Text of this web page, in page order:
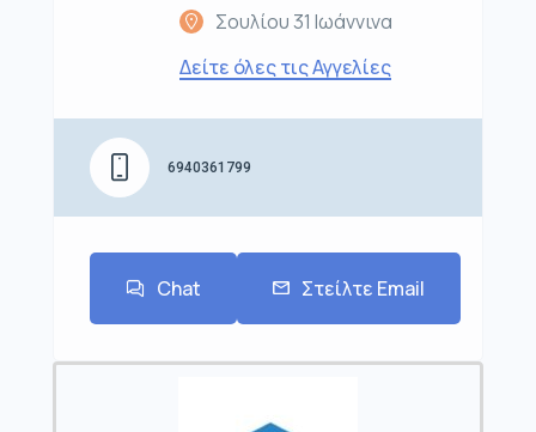
Σουλίου 31 Ιωάννινα
Δείτε όλες τις Αγγελίες
6940361799
Chat Στείλτε Email